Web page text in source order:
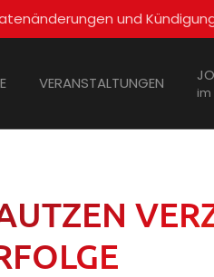
und
VERANSTALTUNGEN